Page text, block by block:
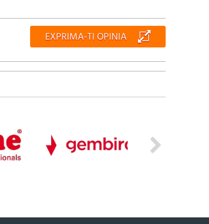
EXPRIMA-TI OPINIA